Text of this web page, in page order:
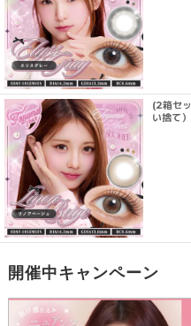
(2箱セ
い捨て
開催中キャンペーン